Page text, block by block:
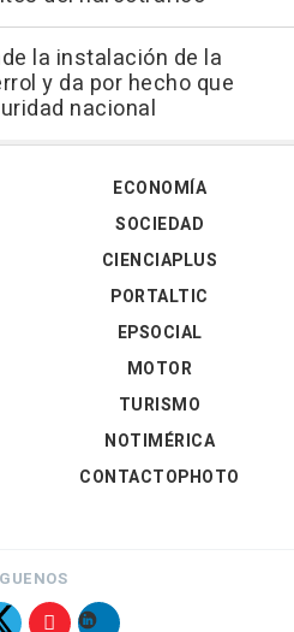
la instalación de la
y da por hecho que
nacional
ECONOMÍA
SOCIEDAD
CIENCIAPLUS
PORTALTIC
EPSOCIAL
MOTOR
TURISMO
NOTIMÉRICA
CONTACTOPHOTO